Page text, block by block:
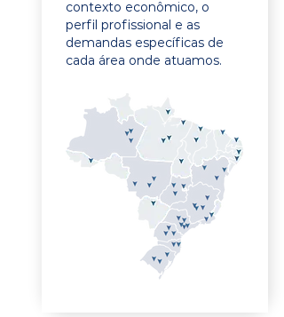
contexto econômico, o
perfil profissional e as
demandas específicas de
cada área onde atuamos.